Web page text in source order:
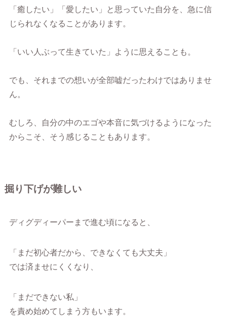
「癒したい」「愛したい」と思っていた自分を、急に信
じられなくなることがあります。
「いい人ぶって生きていた」ように思えることも。
でも、それまでの想いが全部嘘だったわけではありませ
ん。
むしろ、自分の中のエゴや本音に気づけるようになった
からこそ、そう感じることもあります。
掘り下げが難しい
ディグディーパーまで進む頃になると、
「まだ初心者だから、できなくても大丈夫」
では済ませにくくなり、
「まだできない私」
を責め始めてしまう方もいます。